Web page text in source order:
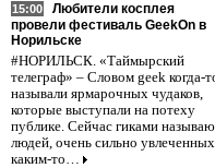
15:00
Любители косплея
провели фестиваль GeekOn в
Норильске
#НОРИЛЬСК. «Таймырский
телеграф» – Словом geek когда-
называли ярмарочных чудаков,
которые выступали на потеху
публике. Сейчас гиками
людей, очень сильно увлеченных
каким-то…